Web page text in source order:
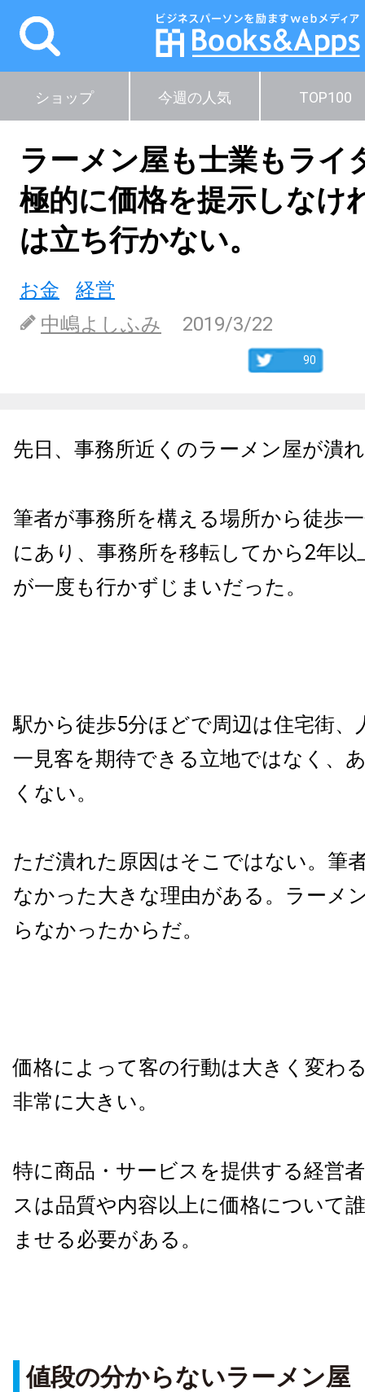
ショップ 今週の人気 TOP100
ラーメン屋も士業もライ
極的に価格を提示しなけ
は立ち行かない。
お金
経営
中嶋よしふみ
2019/3/22
90
先日、事務所近くのラーメン屋が潰
筆者が事務所を構える場所から徒歩
にあり、事務所を移転してから2年
が一度も行かずじまいだった。
駅から徒歩5分ほどで周辺は住宅街、
一見客を期待できる立地ではなく、
くない。
ただ潰れた原因はそこではない。筆
なかった大きな理由がある。ラーメ
らなかったからだ。
価格によって客の行動は大きく変わ
非常に大きい。
特に商品・サービスを提供する経営
スは品質や内容以上に価格について
ませる必要がある。
値段の分からないラーメン屋